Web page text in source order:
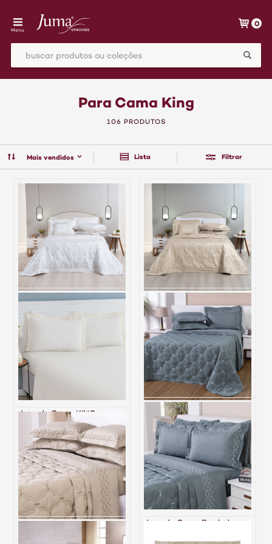
Menu
0
Para Cama King
Mais vendidos Lista Filtrar
106 PRODUTOS
Cobre Leito 3 Peças KING
Percal 400 Fios Algodão
Andorra Branco/Caqui
R$ 1.499,90
6x de R$ 249,98 sem juros
Cobre Leito 3 Peças KING
Percal 400 Fios Algodão
Andorra Bege
R$ 1.499,90
6x de R$ 249,98 sem juros
Jogo de Cama KING
(Lençol 3 peças) Percal 230
Fios 100% Algodão Casual
Palha
R$ 363,00
6x de R$ 60,50 sem juros
Cobre Leito Bordado King
Percal 230 Fios Supreme 3
Peças Grafite
R$ 758,60
6x de R$ 126,43 sem juros
Jogo de Cama Bordado